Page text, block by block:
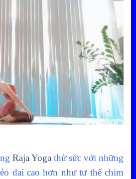
Raja Yoga thử sức với những
dai cao hơn như tư thế chim